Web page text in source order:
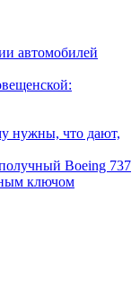
автомобилей
нужны, что дают,
Boeing 737
ключом